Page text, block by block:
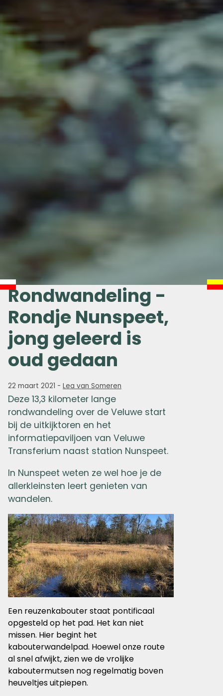
Rondwandeling -
Rondje Nunspeet,
jong geleerd is
oud gedaan
22 maart 2021 - Lea van Someren
Deze 13,3 kilometer lange
rondwandeling over de Veluwe start
bij de uitkijktoren en het
informatiepaviljoen van Veluwe
Transferium naast station Nunspeet.
In Nunspeet weten ze wel hoe je de
allerkleinsten leert genieten van
wandelen.
Een reuzenkabouter staat pontificaal
opgesteld op het pad. Het kan niet
missen. Hier begint het
kabouterwandelpad. Hoewel onze route
al snel afwijkt, zien we de vrolijke
kaboutermutsen nog regelmatig boven
heuveltjes uitpiepen.